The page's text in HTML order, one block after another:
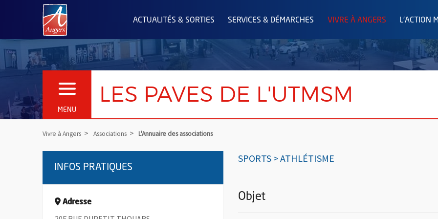
Angers.fr : Retour à l'accueil
ACTUALITÉS & SORTIES SERVICES & DÉMARCHES VIVRE À ANGERS L'ACTION
MENU
OUVRIR LE MENU LES PAVES DE L'UTMSM
Vivre à Angers Associations L'Annuaire des associations
SPORTS > ATHLÉTISME
Objet
INFOS PRATIQUES
Adresse